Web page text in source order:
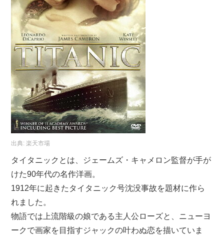
出典:楽天市場
タイタニックとは、ジェームズ・キャメロン監督が手が
けた90年代の名作洋画。
1912年に起きたタイタニック号沈没事故を題材に作ら
れました。
物語では上流階級の娘である主人公ローズと、ニューヨ
ークで画家を目指すジャックの叶わぬ恋を描いていま